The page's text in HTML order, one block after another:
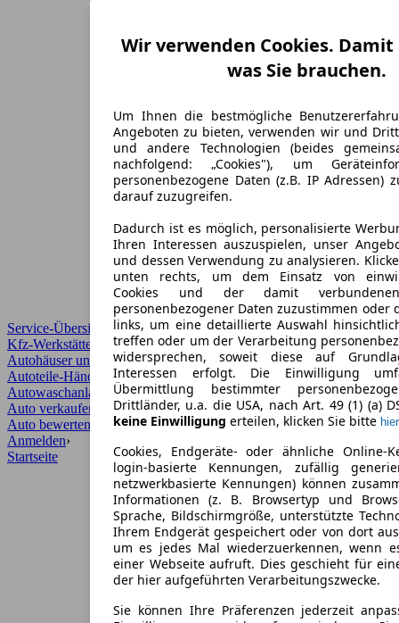
Service-Übersicht
Kfz-Werkstätten
Autohäuser und Händler
Autoteile-Händler
Autowaschanlagen
Auto verkaufen
Auto bewerten
Anmelden›
Startseite
Wir verwenden Cookies.
was Sie brauchen.
Um Ihnen die bestmögliche
Angeboten zu bieten, verwenden wir und
und andere Technologien (beides
nachfolgend: „Cookies"), um
personenbezogene Daten (z.B. IP Adressen)
darauf zuzugreifen.
Dadurch ist es möglich, personalisierte
Ihren Interessen auszuspielen, unser
und dessen Verwendung zu analysieren.
unten rechts, um dem Einsatz von
Cookies und der damit
personenbezogener Daten zuzustimmen oder
links, um eine detaillierte Auswahl
treffen oder um der Verarbeitung
widersprechen, soweit diese auf
Interessen erfolgt. Die Einwilligung
Übermittlung bestimmter
Drittländer, u.a. die USA, nach Art. 49 (1) (a)
keine Einwilligung erteilen, klicken Sie bitte hier
Cookies, Endgeräte- oder ähnliche Online-
login-basierte Kennungen, zufällig
netzwerkbasierte Kennungen) können
Informationen (z. B. Browsertyp und
Sprache, Bildschirmgröße, unterstützte
Ihrem Endgerät gespeichert oder von dort
um es jedes Mal wiederzuerkennen, wenn
einer Webseite aufruft. Dies geschieht für
der hier aufgeführten Verarbeitungszwecke.
Sie können Ihre Präferenzen jederzeit